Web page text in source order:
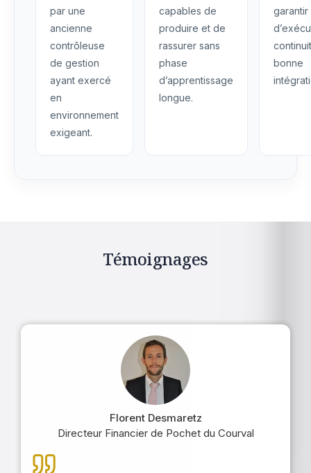
par une
ancienne
contrôleuse
de gestion
ayant exercé
en
environnement
exigeant.
capables de
produire et de
rassurer sans
phase
d’apprentissage
longue.
garantir
bonne
Témoignages
Florent Desmaretz
Directeur Financier de Pochet du Courval